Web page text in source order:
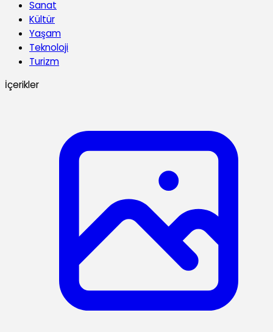
Sanat
Kültür
Yaşam
Teknoloji
Turizm
İçerikler